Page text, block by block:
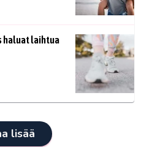
haluat laihtua
lisää